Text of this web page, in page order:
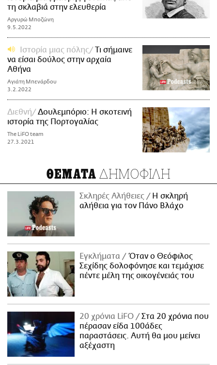
τη σκλαβιά στην ελευθερία
Αργυρώ Μποζώνη
9.5.2022
Ιστορία μιας πόλης
Τι σήμαινε
να είσαι δούλος στην αρχαία
Αθήνα
Αγιάτη Μπενάρδου
3.2.2022
Διεθνή
Δουλεμπόριο: Η σκοτεινή
ιστορία της Πορτογαλίας
The LiFO team
27.3.2021
ΘΕΜΑΤΑ ΔΗΜΟΦΙΛΗ
Σκληρές Αλήθειες
H σκληρή
αλήθεια για τον Πάνο Βλάχο
Εγκλήματα
Όταν ο Θεόφιλος
Σεχίδης δολοφόνησε και τεμάχισε
πέντε μέλη της οικογένειάς του
20 χρόνια LiFO
Στα 20 χρόνια που
πέρασαν είδα 100άδες
παραστάσεις. Αυτή θα μου μείνει
αξέχαστη